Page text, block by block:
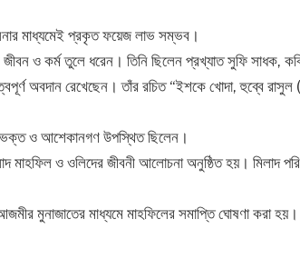
মাধ্যমেই প্রকৃত ফয়েজ লাভ সম্ভব।
ও কর্ম তুলে ধরেন। তিনি ছিলেন প্রখ্যাত সুফি সাধক,
অবদান রেখেছেন। তাঁর রচিত “ইশকে খোদা, হুব্বে
ভক্ত ও আশেকানগণ উপস্থিত ছিলেন।
মাহফিল ও ওলিদের জীবনী আলোচনা অনুষ্ঠিত হয়। মিলাদ
মুনাজাতের মাধ্যমে মাহফিলের সমাপ্তি ঘোষণা করা